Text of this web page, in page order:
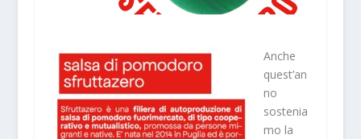
Anche
quest’an
no
sostenia
mo la